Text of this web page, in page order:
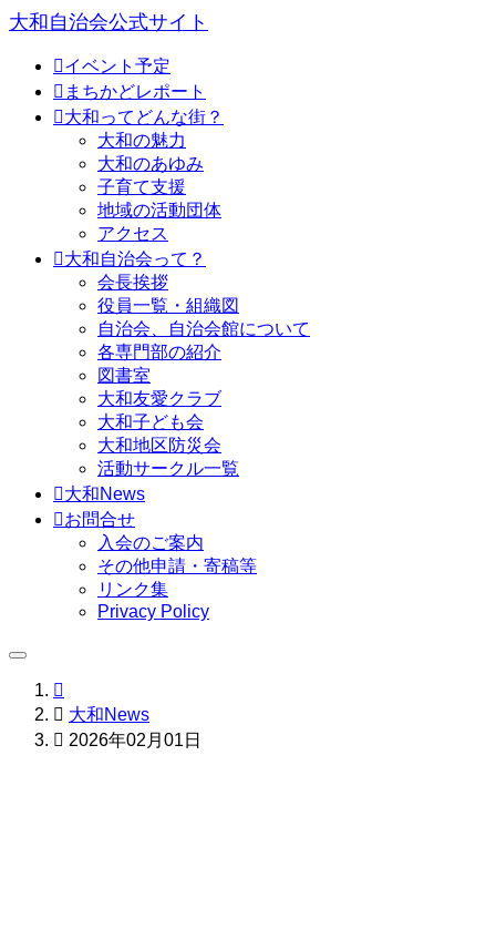
大和自治会公式サイト
イベント予定
 まちかどレポート
大和ってどんな街？
大和の魅力
大和のあゆみ
子育て支援
地域の活動団体
アクセス
大和自治会って？
会長挨拶
役員一覧・組織図
自治会、自治会館について
各専門部の紹介
図書室
大和友愛クラブ
大和子ども会
大和地区防災会
活動サークル一覧
大和News
お問合せ
入会のご案内
その他申請・寄稿等
リンク集
Privacy Policy

 大和News
 2026年02月01日